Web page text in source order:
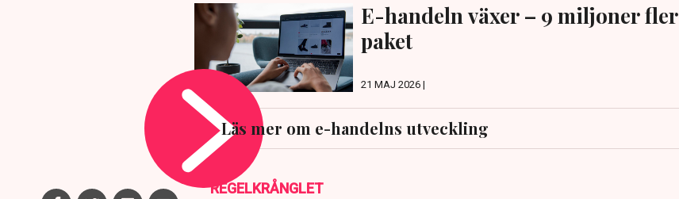
E-handeln växer – 9 miljoner fler
paket
21 MAJ 2026 |
Läs mer om e-handelns utveckling
REGELKRÅNGLET